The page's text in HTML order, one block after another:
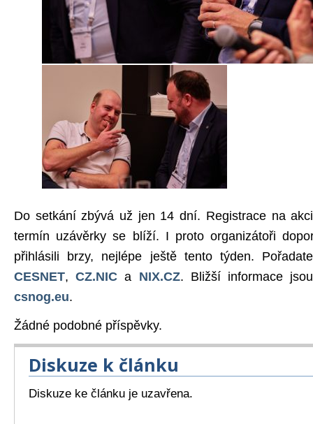
Do setkání zbývá už jen 14 dní. Registrace na
termín uzávěrky se blíží. I proto organizátoři
přihlásili brzy, nejlépe ještě tento týden.
CESNET,CZ.NIC a NIX.CZ. Bližší informace
csnog.eu.
Žádné podobné příspěvky.
Diskuze k článku
Diskuze ke článku je uzavřena.